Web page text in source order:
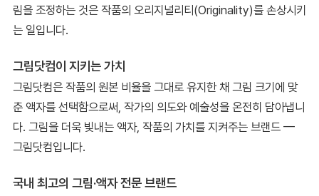
림을 조정하는 것은 작품의 오리지널리티(Originality)를 손상시키
는 일입니다.
그림닷컴이 지키는 가치
그림닷컴은 작품의 원본 비율을 그대로 유지한 채 그림 크기에 맞
춘 액자를 선택함으로써, 작가의 의도와 예술성을 온전히 담아냅니
다. 그림을 더욱 빛내는 액자, 작품의 가치를 지켜주는 브랜드 —
그림닷컴입니다.
국내 최고의 그림·액자 전문 브랜드